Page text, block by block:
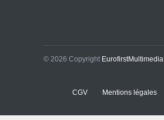
© 2026 Copyright EurofirstMultimedia
CGV Mentions légales